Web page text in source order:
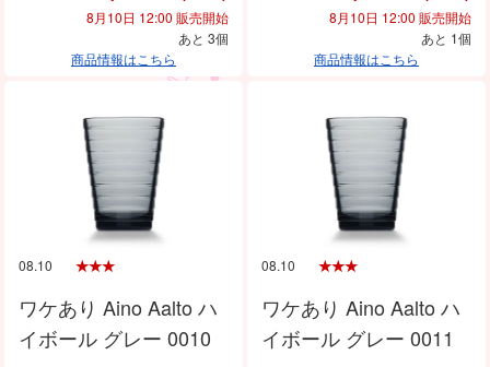
8月10日 12:00 販売開始
あと 3個
商品情報はこちら
8月10日 12:00 販売開始
あと 1個
商品情報はこちら
08.10
ワケあり Aino Aalto ハ
イボール グレー 0010
08.10
ワケあり Aino Aalto ハ
イボール グレー 0011